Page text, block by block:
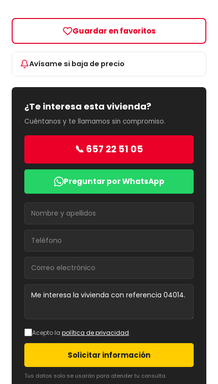
Guardar en favoritos
Avísame si baja de precio
¿Te interesa esta vivienda?
Cuéntanos y te llamamos sin compromiso.
📞 657 22 51 05
Preguntar por WhatsApp
Acepto la política de privacidad.
Solicitar información
Tus datos solo se usarán para atender tu consulta.